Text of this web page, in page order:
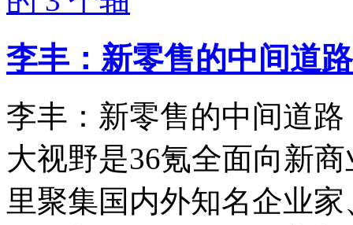
李丰：新零售的中间道
李丰：新零售的中间道
大视野是36氪全面向新
里聚集国内外知名企业